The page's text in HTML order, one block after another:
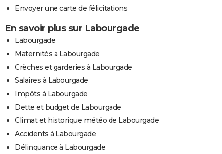
Envoyer une carte de félicitations
En savoir plus sur Labourgade
Labourgade
Maternités à Labourgade
Crèches et garderies à Labourgade
Salaires à Labourgade
Impôts à Labourgade
Dette et budget de Labourgade
Climat et historique météo de Labourgade
Accidents à Labourgade
Délinquance à Labourgade